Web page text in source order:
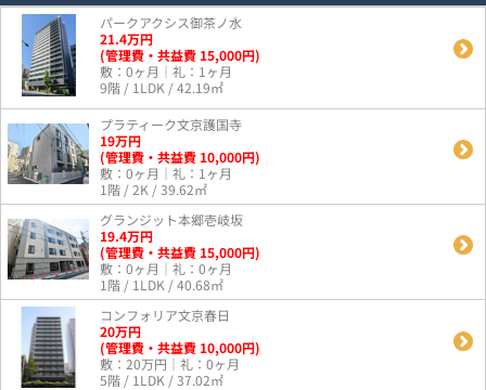
パークアクシス御茶ノ水
21.4万円
(管理費・共益費 15,000円)
敷：0ヶ月｜礼：1ヶ月
9階 / 1LDK / 42.19㎡
プラティーク文京護国寺
19万円
(管理費・共益費 10,000円)
敷：0ヶ月｜礼：1ヶ月
1階 / 2K / 39.62㎡
グランジット本郷壱岐坂
19.4万円
(管理費・共益費 15,000円)
敷：0ヶ月｜礼：0ヶ月
1階 / 1LDK / 40.68㎡
コンフォリア文京春日
20万円
(管理費・共益費 10,000円)
敷：20万円｜礼：0ヶ月
5階 / 1LDK / 37.02㎡